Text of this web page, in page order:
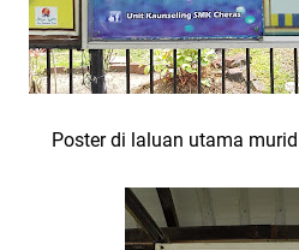
Poster di laluan utama